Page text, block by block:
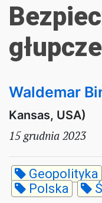
Waldemar
Kansas, USA)
15 grudnia 2023
Geopolityka
Polska